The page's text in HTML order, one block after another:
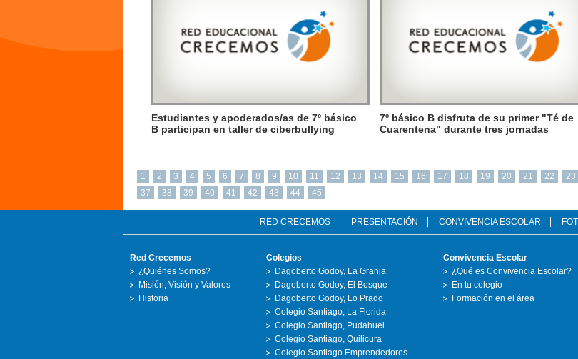
Estudiantes y apoderados/as de 7º básico
B participan en taller de ciberbullying
7º básico B disfruta de su primer "Té de
Cuarentena" durante tres jornadas
1 2 3 4 5 6 7 8 9 10 11 12 13 14 15 16 17 18 19 20 21 22 23
37
38 39 40 41 42 43 44 45
RED CRECEMOS PRESENTACIÓN CONVIVENCIA ESCOLAR
Red Crecemos
¿Quiénes Somos?
Misión, Visión y Valores
Historia
Colegios
Dagoberto Godoy, La Granja
Dagoberto Godoy, El Bosque
Dagoberto Godoy, Lo Prado
Colegio Santiago, La Florida
Colegio Santiago, Pudahuel
Colegio Santiago, Quilicura
Colegio Santiago Emprendedores
Convivencia Escolar
¿Qué es Convivencia Escolar?
En tu colegio
Formación en el área